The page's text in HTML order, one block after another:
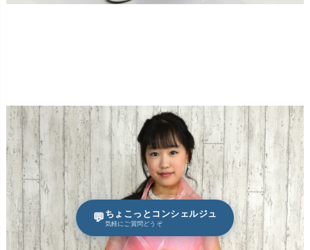
💬 ちょこっとコンシェルジュ
気軽にご質問どうぞ